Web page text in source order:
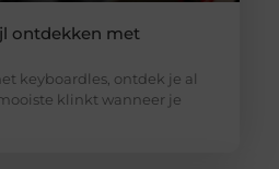
ontdekken met
keyboardles, ontdek je al
klinkt wanneer je